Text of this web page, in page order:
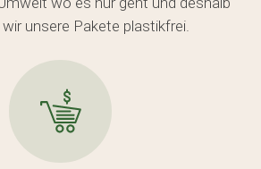
unsere Pakete plastikfrei.